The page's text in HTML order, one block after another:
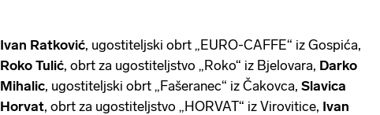
Ivan Ratković, ugostiteljski obrt „EURO-CAFFE“ iz Gospića,
Roko Tulić, obrt za ugostiteljstvo „Roko“ iz Bjelovara, Darko
Mihalic, ugostiteljski obrt „Fašeranec“ iz Čakovca, Slavica
Horvat, obrt za ugostiteljstvo „HORVAT“ iz Virovitice, Ivan